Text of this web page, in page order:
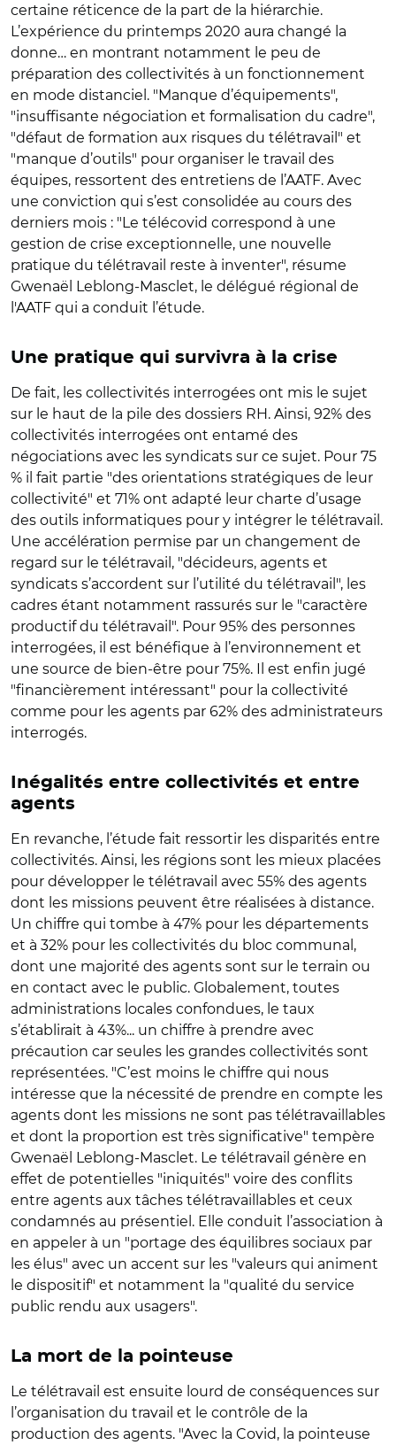
certaine réticence de la part de la hiérarchie.
L’expérience du printemps 2020 aura changé la
donne… en montrant notamment le peu de
préparation des collectivités à un fonctionnement
en mode distanciel. "Manque d’équipements",
"insuffisante négociation et formalisation du cadre",
"défaut de formation aux risques du télétravail" et
"manque d’outils" pour organiser le travail des
équipes, ressortent des entretiens de l’AATF. Avec
une conviction qui s’est consolidée au cours des
derniers mois : "Le télécovid correspond à une
gestion de crise exceptionnelle, une nouvelle
pratique du télétravail reste à inventer", résume
Gwenaël Leblong-Masclet, le délégué régional de
l'AATF qui a conduit l’étude.
Une pratique qui survivra à la crise
De fait, les collectivités interrogées ont mis le sujet
sur le haut de la pile des dossiers RH. Ainsi, 92% des
collectivités interrogées ont entamé des
négociations avec les syndicats sur ce sujet. Pour 75
% il fait partie "des orientations stratégiques de leur
collectivité" et 71% ont adapté leur charte d’usage
des outils informatiques pour y intégrer le télétravail.
Une accélération permise par un changement de
regard sur le télétravail, "décideurs, agents et
syndicats s’accordent sur l’utilité du télétravail", les
cadres étant notamment rassurés sur le "caractère
productif du télétravail". Pour 95% des personnes
interrogées, il est bénéfique à l’environnement et
une source de bien-être pour 75%. Il est enfin jugé
"financièrement intéressant" pour la collectivité
comme pour les agents par 62% des administrateurs
interrogés.
Inégalités entre collectivités et entre
agents
En revanche, l’étude fait ressortir les disparités entre
collectivités. Ainsi, les régions sont les mieux placées
pour développer le télétravail avec 55% des agents
dont les missions peuvent être réalisées à distance.
Un chiffre qui tombe à 47% pour les départements
et à 32% pour les collectivités du bloc communal,
dont une majorité des agents sont sur le terrain ou
en contact avec le public. Globalement, toutes
administrations locales confondues, le taux
s’établirait à 43%... un chiffre à prendre avec
précaution car seules les grandes collectivités sont
représentées. "C’est moins le chiffre qui nous
intéresse que la nécessité de prendre en compte les
agents dont les missions ne sont pas télétravaillables
et dont la proportion est très significative" tempère
Gwenaël Leblong-Masclet. Le télétravail génère en
effet de potentielles "iniquités" voire des conflits
entre agents aux tâches télétravaillables et ceux
condamnés au présentiel. Elle conduit l’association à
en appeler à un "portage des équilibres sociaux par
les élus" avec un accent sur les "valeurs qui animent
le dispositif" et notamment la "qualité du service
public rendu aux usagers".
La mort de la pointeuse
Le télétravail est ensuite lourd de conséquences sur
l’organisation du travail et le contrôle de la
production des agents. "Avec la Covid, la pointeuse